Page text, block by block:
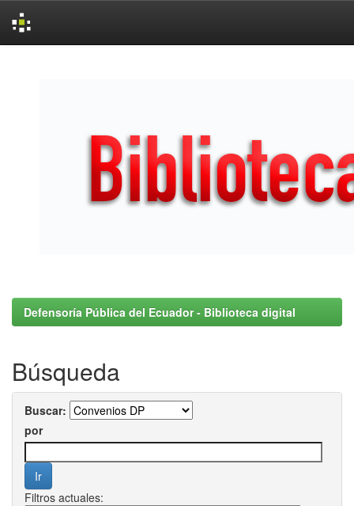
Defensoría Pública del Ecuador - Biblioteca digital
Búsqueda
Buscar:
por
Filtros actuales: